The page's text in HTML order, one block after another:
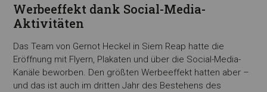
Werbeeffekt dank Social-Media-
Aktivitäten
Das Team von Gernot Heckel in Siem Reap hatte die
Eröffnung mit Flyern, Plakaten und über die Social-Media-
Kanäle beworben. Den größten Werbeeffekt hatten aber –
und das ist auch im dritten Jahr des Bestehens des